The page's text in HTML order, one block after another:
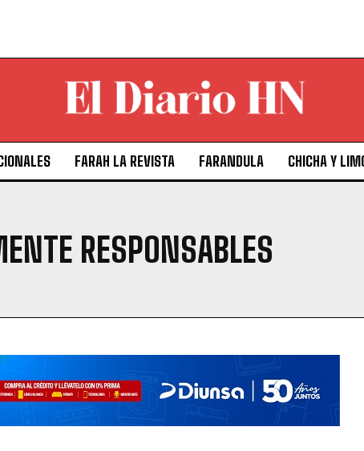
FARAH LA REVISTA FARANDULA CHICHA Y
RESPONSABLES